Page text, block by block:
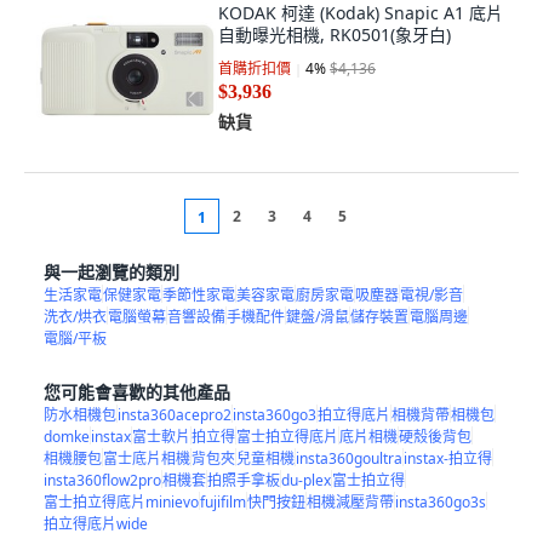
KODAK 柯達 (Kodak) Snapic A1 底片
自動曝光相機, RK0501(象牙白)
首購折扣價 4%$4,136
$3,936
缺貨
1 2 3 4 5
與一起瀏覽的類別
生活家電保健家電季節性家電美容家電廚房家電吸塵器電視/影音
洗衣/烘衣電腦螢幕音響設備手機配件鍵盤/滑鼠儲存裝置電腦周邊
電腦/平板
您可能會喜歡的其他產品
防水相機包insta360acepro2insta360go3拍立得底片相機背帶相機包
domkeinstax富士軟片拍立得富士拍立得底片底片相機硬殼後背包
相機腰包富士底片相機背包夾兒童相機insta360goultrainstax-拍立得
insta360flow2pro相機套拍照手拿板du-plex富士拍立得
富士拍立得底片minievofujifilm快門按鈕相機減壓背帶insta360go3s
拍立得底片wide